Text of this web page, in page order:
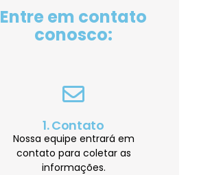
Entre em contato
conosco:
1. Contato
Nossa equipe entrará em
contato para coletar as
informações.